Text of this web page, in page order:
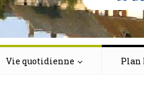
Vie quotidienne Plan